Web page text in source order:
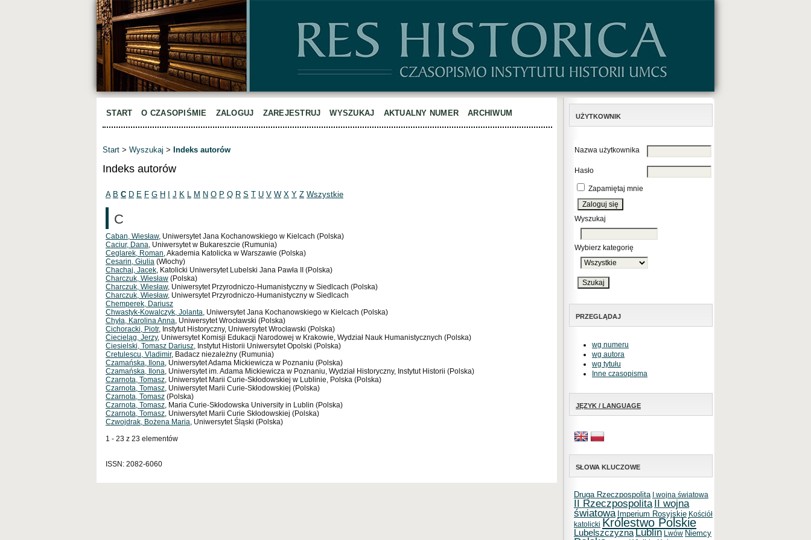
UŻYTKOWNIK
Nazwa użytkownika
Hasło
Zapamiętaj mnie
Wyszukaj
Wybierz kategorię
PRZEGLĄDAJ
wg numeru
wg autora
wg tytułu
Inne czasopisma
JĘZYK / LANGUAGE
SŁOWA KLUCZOWE
Druga Rzeczpospolita I wojna światowa
II Rzeczpospolita II wojna
światowa Imperium Rosyjskie Kościół
katolicki Królestwo Polskie
LubelszczyznaLublin Lwów Niemcy
START O CZASOPIŚMIE ZALOGUJ ZAREJESTRUJ WYSZUKAJ AKTUALNY NUMER ARCHIWUM
Start > Wyszukaj > Indeks autorów
Indeks autorów
A B C D E F G H J K L M N O P Q R S T U V W X Y Z Wszystkie
C
Caban, Wiesław, Uniwersytet Jana Kochanowskiego w Kielcach (Polska)
Caciur, Dana, Uniwersytet w Bukareszcie (Rumunia)
Ceglarek, Roman, Akademia Katolicka w Warszawie (Polska)
Cesarin, Giulia (Włochy)
Chachaj, Jacek, Katolicki Uniwersytet Lubelski Jana Pawła II (Polska)
Charczuk, Wiesław (Polska)
Charczuk, Wiesław, Uniwersytet Przyrodniczo-Humanistyczny w Siedlcach (Polska)
Charczuk, Wiesław, Uniwersytet Przyrodniczo-Humanistyczny w Siedlcach
Chemperek, Dariusz
Chwastyk-Kowalczyk, Jolanta, Uniwersytet Jana Kochanowskiego w Kielcach (Polska)
Chyła, Karolina Anna, Uniwersytet Wrocławski (Polska)
Cichoracki, Piotr, Instytut Historyczny, Uniwersytet Wrocławski (Polska)
Ciecieląg, Jerzy, Uniwersytet Komisji Edukacji Narodowej w Krakowie, Wydział Nauk Humanistycznych (Polska)
Ciesielski, Tomasz Dariusz, Instytut Historii Uniwersytet Opolski (Polska)
Cretulescu, Vladimir, Badacz niezależny (Rumunia)
Czamańska, Ilona, Uniwersytet Adama Mickiewicza w Poznaniu (Polska)
Czamańska, Ilona, Uniwersytet im. Adama Mickiewicza w Poznaniu, Wydział Historyczny, Instytut Historii (Polska)
Czarnota, Tomasz, Uniwersytet Marii Curie-Skłodowskiej w Lublinie, Polska (Polska)
Czarnota, Tomasz, Uniwersytet Marii Curie-Skłodowskiej (Polska)
Czarnota, Tomasz (Polska)
Czarnota, Tomasz, Maria Curie-Skłodowska University in Lublin (Polska)
Czarnota, Tomasz, Uniwersytet Marii Curie Skłodowskiej (Polska)
Czwojdrak, Bożena Maria, Uniwersytet Śląski (Polska)
1 - 23 z 23 elementów
ISSN: 2082-6060